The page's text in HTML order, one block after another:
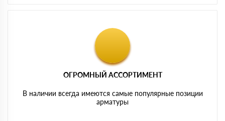
ОГРОМНЫЙ АССОРТИМЕНТ
В наличии всегда имеются самые популярные позиции
арматуры